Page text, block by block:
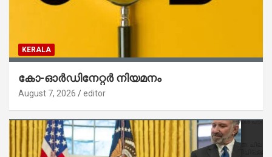
KERALA
കോ-ഓർഡിനേറ്റർ നിയമനം
August 7, 2026 editor